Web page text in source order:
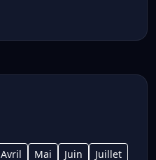
Avril Mai Juin
Juillet